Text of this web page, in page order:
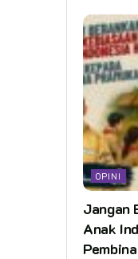
Penulis : Irwan Yuliadi
HumasKN / @ap
Gudep Unri
OPINI
Jangan
Anak